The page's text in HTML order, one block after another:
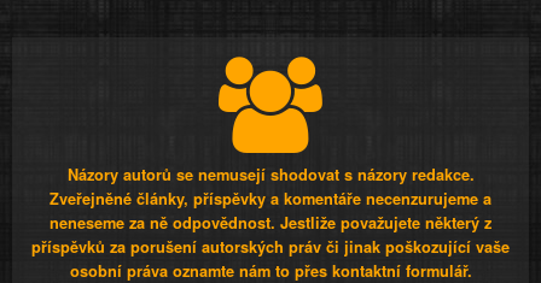
Názory autorů se nemusejí shodovat s názory redakce.
Zveřejněné články, příspěvky a komentáře necenzurujeme a
neneseme za ně odpovědnost. Jestliže považujete některý z
příspěvků za porušení autorských práv či jinak poškozující vaše
osobní práva oznamte nám to přes kontaktní formulář.